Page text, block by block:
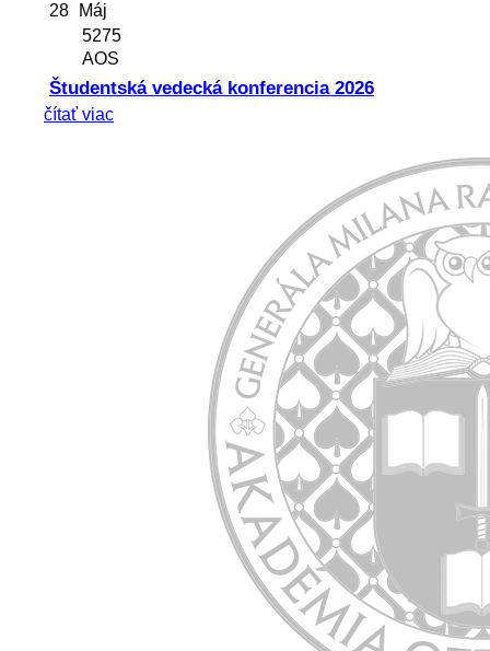
28
Máj
5275
AOS
Študentská vedecká konferencia 2026
čítať viac